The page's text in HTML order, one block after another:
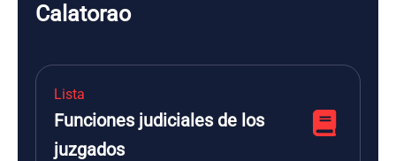
Calatorao
Lista
Funciones judiciales de los
juzgados